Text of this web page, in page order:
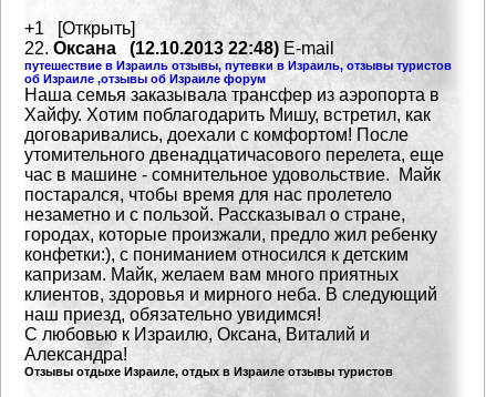
+1 [Открыть]
22. Оксана (12.10.2013 22:48) E-mail
путешествие в Израиль отзывы, путевки в Израиль, отзывы туристов
об Израиле ,отзывы об Израиле форум
Наша семья заказывала трансфер из аэропорта в
Хайфу. Хотим поблагодарить Мишу, встретил, как
договаривались, доехали с комфортом! После
утомительного двенадцатичасового перелета, еще
час в машине - сомнительное удовольствие. Майк
постарался, чтобы время для нас пролетело
незаметно и с пользой. Рассказывал о стране,
городах, которые произжали, предло жил ребенку
конфетки:), с пониманием относился к детским
капризам. Майк, желаем вам много приятных
клиентов, здоровья и мирного неба. В следующий
наш приезд, обязательно увидимся!
С любовью к Израилю, Оксана, Виталий и
Александра!
Отзывы отдыхе Израиле, отдых в Израиле отзывы туристов